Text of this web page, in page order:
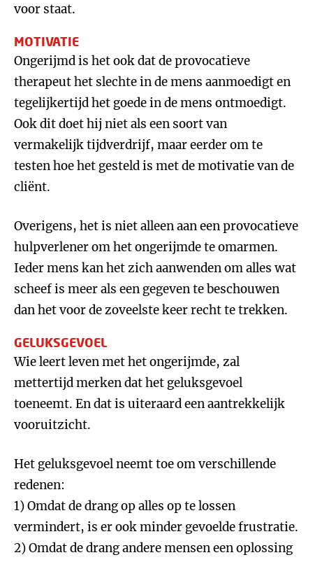
voor staat.
MOTIVATIE
Ongerijmd is het ook dat de provocatieve
therapeut het slechte in de mens aanmoedigt en
tegelijkertijd het goede in de mens ontmoedigt.
Ook dit doet hij niet als een soort van
vermakelijk tijdverdrijf, maar eerder om te
testen hoe het gesteld is met de motivatie van de
cliënt.
Overigens, het is niet alleen aan een provocatieve
hulpverlener om het ongerijmde te omarmen.
Ieder mens kan het zich aanwenden om alles wat
scheef is meer als een gegeven te beschouwen
dan het voor de zoveelste keer recht te trekken.
GELUKSGEVOEL
Wie leert leven met het ongerijmde, zal
mettertijd merken dat het geluksgevoel
toeneemt. En dat is uiteraard een aantrekkelijk
vooruitzicht.
Het geluksgevoel neemt toe om verschillende
redenen:
1) Omdat de drang op alles op te lossen
vermindert, is er ook minder gevoelde frustratie.
2) Omdat de drang andere mensen een oplossing